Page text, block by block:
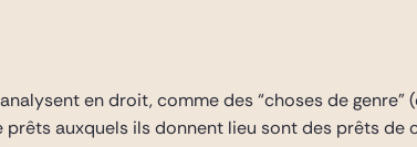
en droit, comme des “choses de genre”
auxquels ils donnent lieu sont des prêts de